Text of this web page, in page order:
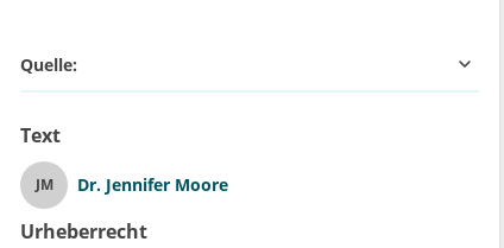
Quelle:
Text
JM Dr. Jennifer Moore
Urheberrecht